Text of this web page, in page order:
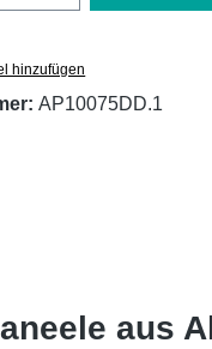
hinzufügen
AP10075DD.1
aus